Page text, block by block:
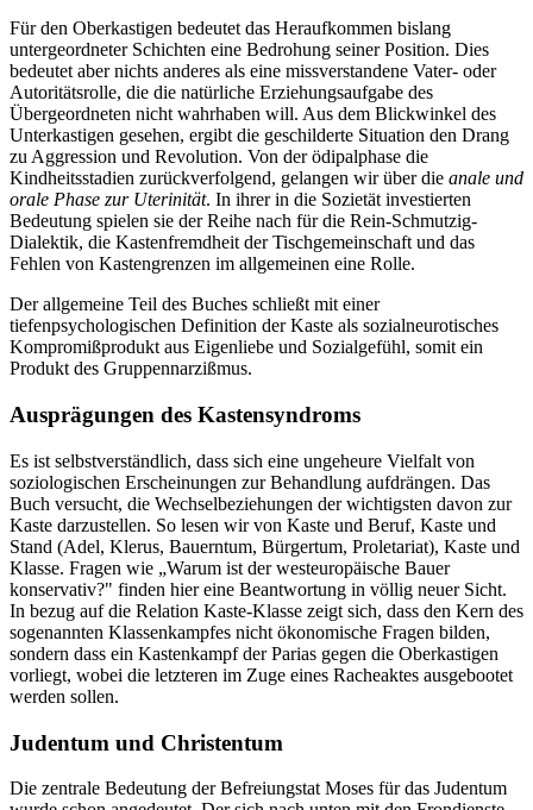
Für den Oberkastigen bedeutet das Heraufkommen bislang
untergeordneter Schichten eine Bedrohung seiner Position. Dies
bedeutet aber nichts anderes als eine missverstandene Vater- oder
Autoritätsrolle, die die natürliche Erziehungsaufgabe des
Übergeordneten nicht wahrhaben will. Aus dem Blickwinkel des
Unterkastigen gesehen, ergibt die geschilderte Situation den Drang
zu Aggression und Revolution. Von der ödipalphase die
Kindheitsstadien zurückverfolgend, gelangen wir über die anale und
orale Phase zur Uterinität. In ihrer in die Sozietät investierten
Bedeutung spielen sie der Reihe nach für die Rein-Schmutzig-
Dialektik, die Kastenfremdheit der Tischgemeinschaft und das
Fehlen von Kastengrenzen im allgemeinen eine Rolle.
Der allgemeine Teil des Buches schließt mit einer
tiefenpsychologischen Definition der Kaste als sozialneurotisches
Kompromißprodukt aus Eigenliebe und Sozialgefühl, somit ein
Produkt des Gruppennarzißmus.
Ausprägungen des Kastensyndroms
Es ist selbstverständlich, dass sich eine ungeheure Vielfalt von
soziologischen Erscheinungen zur Behandlung aufdrängen. Das
Buch versucht, die Wechselbeziehungen der wichtigsten davon zur
Kaste darzustellen. So lesen wir von Kaste und Beruf, Kaste und
Stand (Adel, Klerus, Bauerntum, Bürgertum, Proletariat), Kaste und
Klasse. Fragen wie „Warum ist der westeuropäische Bauer
konservativ?" finden hier eine Beantwortung in völlig neuer Sicht.
In bezug auf die Relation Kaste-Klasse zeigt sich, dass den Kern des
sogenannten Klassenkampfes nicht ökonomische Fragen bilden,
sondern dass ein Kastenkampf der Parias gegen die Oberkastigen
vorliegt, wobei die letzteren im Zuge eines Racheaktes ausgebootet
werden sollen.
Judentum und Christentum
Die zentrale Bedeutung der Befreiungstat Moses für das Judentum